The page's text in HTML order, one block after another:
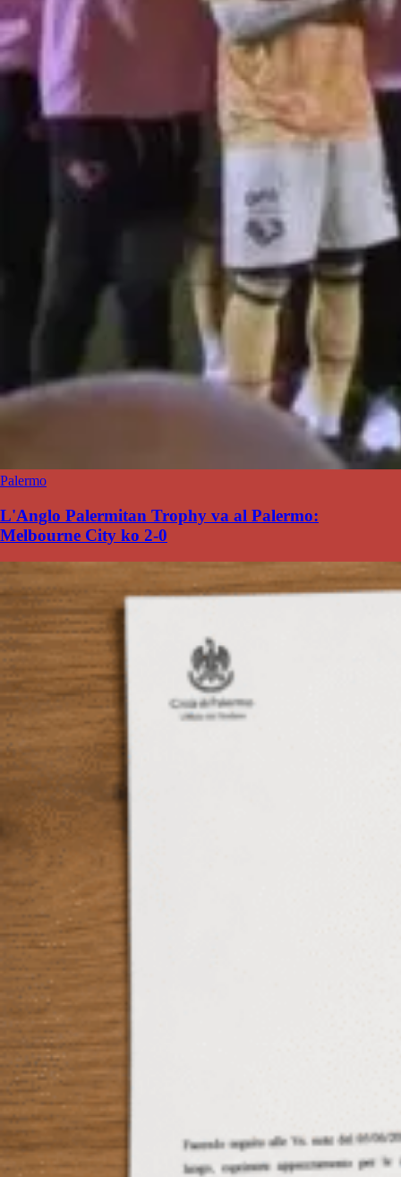
Palermo
L'Anglo Palermitan Trophy va al Palermo:
Melbourne City ko 2-0